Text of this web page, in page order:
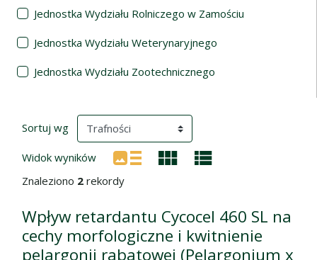
Jednostka Wydziału Rolniczego w Zamościu
Jednostka Wydziału Weterynaryjnego
Jednostka Wydziału Zootechnicznego
Wyniki wyszukiwania
Sortuj wg (automatyczne przeładowanie treści)
Widok wyników
Znaleziono 2 rekordy
Wpływ retardantu Cycocel 460 SL na
cechy morfologiczne i kwitnienie
pelargonii rabatowej (Pelargonium x